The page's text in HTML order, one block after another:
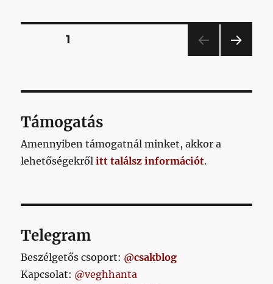
Bejegyzések
OLDAL1
OLD
Támogatás
Amennyiben támogatnál minket, akkor a
lehetőségekrőlitt találsz információt.
Telegram
Beszélgetős csoport: @csakblog
Kapcsolat: @veghhanta